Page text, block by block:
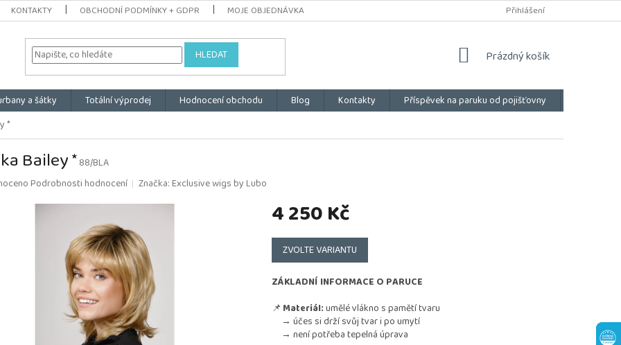
KONTAKTY OBCHODNÍ PODMÍNKY + GDPR MOJE OBJEDNÁVKA Přihlášení
HLEDAT
NÁKUPNÍ
Prázdný košík
a šátky Totální výprodej Hodnocení obchodu Blog Kontakty Příspěvek na paruku od pojišťovny
*
Bailey *88/BLA
Podrobnosti hodnocení Značka:Exclusive wigs by Lubo
4 250 Kč
Měrná
cena:
ZVOLTE VARIANTU
ZÁKLADNÍ INFORMACE O PARUCE
📌Materiál:umělé vlákno s pamětí tvaru
→ účes si drží svůj tvar i po umytí
→ není potřeba tepelná úprava